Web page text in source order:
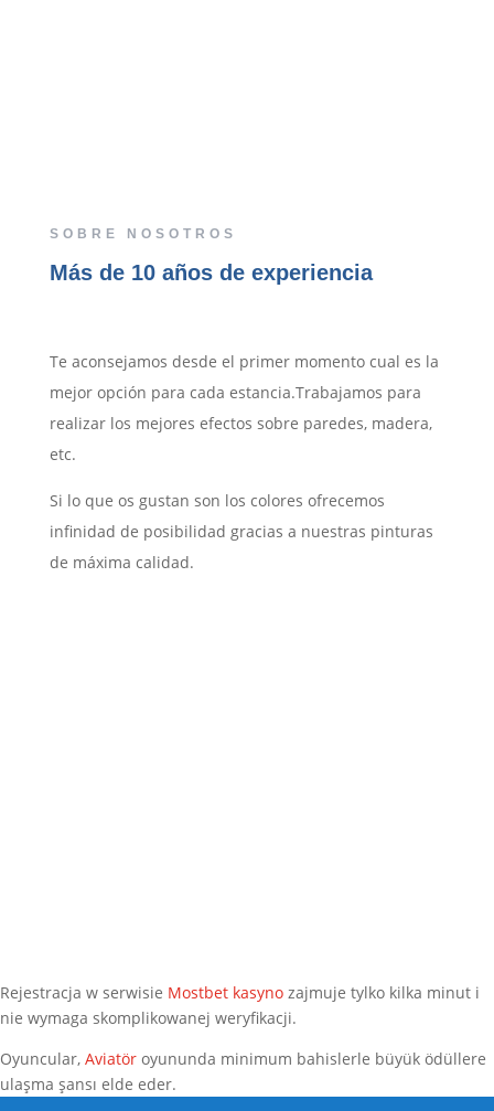
SOBRE NOSOTROS
Más de 10 años de experiencia
Te aconsejamos desde el primer momento cual es la
mejor opción para cada estancia.Trabajamos para
realizar los mejores efectos sobre paredes, madera,
etc.
Si lo que os gustan son los colores ofrecemos
infinidad de posibilidad gracias a nuestras pinturas
de máxima calidad.
Rejestracja w serwisie Mostbet kasyno zajmuje tylko kilka minut i
nie wymaga skomplikowanej weryfikacji.
Oyuncular, Aviatör oyununda minimum bahislerle büyük ödüllere
ulaşma şansı elde eder.